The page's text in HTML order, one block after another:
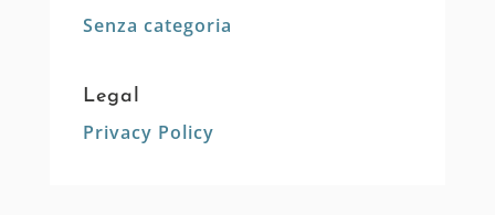
Senza categoria
Legal
Privacy Policy